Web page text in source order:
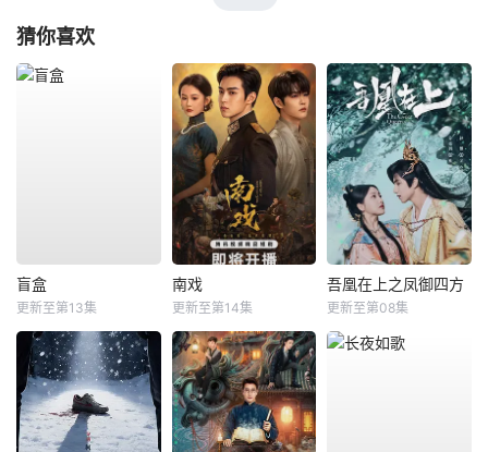
猜你喜欢
盲盒
更新至第13集
南戏
更新至第14集
吾凰在上之凤御四方
更新至第08集